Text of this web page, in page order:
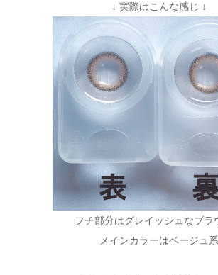
↓ 実際はこんな感じ ↓
フチ部分はグレイッシュなブラ
メインカラーはベージュ系